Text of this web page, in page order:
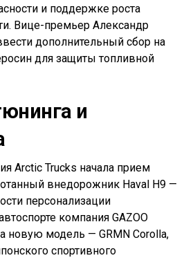
и поддержке роста
Вице-премьер Александр
дополнительный сбор на
для защиты топливной
и
Arctic Trucks начала прием
внедорожник Haval H9 —
персонализации
компания GAZOO
новую модель — GRMN Corolla,
спортивного